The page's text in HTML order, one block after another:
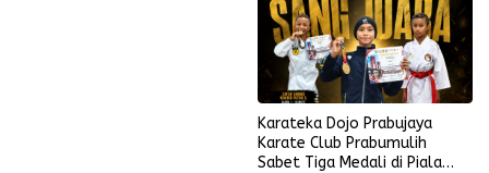
Karateka Dojo Prabujaya
Karate Club Prabumulih
Sabet Tiga Medali di Piala